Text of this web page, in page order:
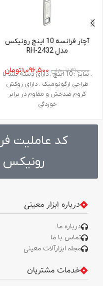
آچار فرانسه 10 اینچ رونیکس
مدل RH-2432
۱,۲۹۰,۰۰۰تومان ۱,۰۹۶,۵۰۰تومان
. سایز : 10 اینچ . دارای دسته بلند با
طراحی ارگونومیک . دارای روکش
کروم ضدخش و مقاوم در برابر
خوردگی
کد عاملیت
رونیکس :
درباره ابزار معینی
درباره ما
تماس با ما
مجله ابزارآلات معینی
خدمات مشتریان